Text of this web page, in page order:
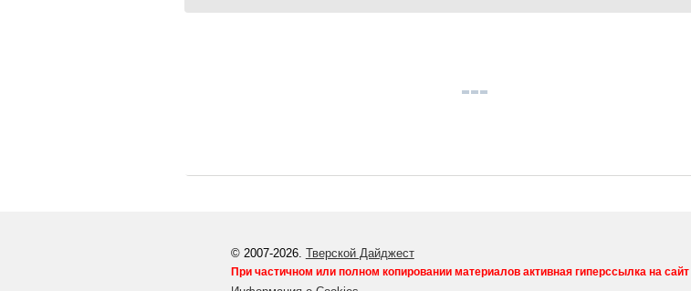
© 2007-2026. Тверской Дайджест
При частичном или полном копировании материалов активная гиперссылка на сайт